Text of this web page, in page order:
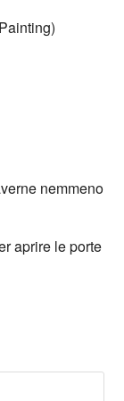
nemmeno
aprire le porte